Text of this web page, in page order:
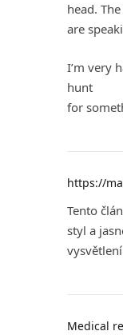
head.
are
I’m very
hunt
for
https://
Tento
styl a
Medical